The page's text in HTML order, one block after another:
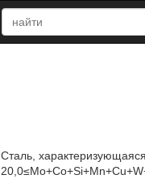
Сталь,